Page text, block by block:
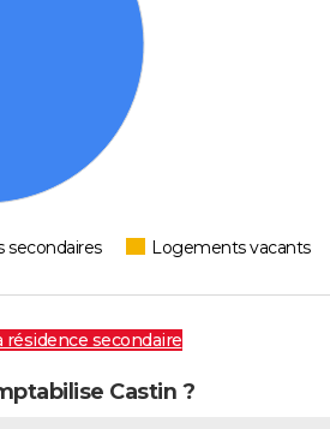
secondaires Logements vacants
résidence secondaire
Castin ?